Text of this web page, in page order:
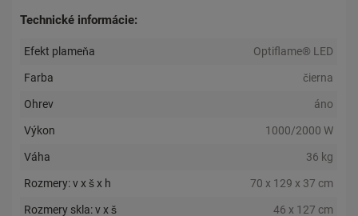
Technické informácie:
Efekt plameňa Optiflame® LED
Farba čierna
Ohrev áno
Výkon 1000/2000 W
Váha 36 kg
Rozmery: v x š x h 70 x 129 x 37 cm
Rozmery skla: v x š 46 x 127 cm